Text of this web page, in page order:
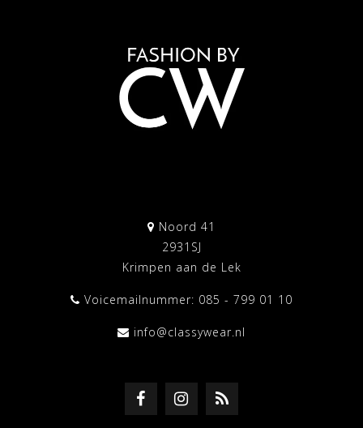
Noord 41
2931SJ
Krimpen aan de Lek
Voicemailnummer: 085 - 799 01 10
info@classywear.nl